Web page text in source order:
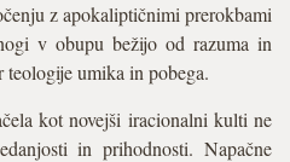
z apokaliptičnimi prerokbami
v obupu bežijo od razuma in
umika in pobega.
kot novejši iracionalni kulti ne
in prihodnosti. Napačne